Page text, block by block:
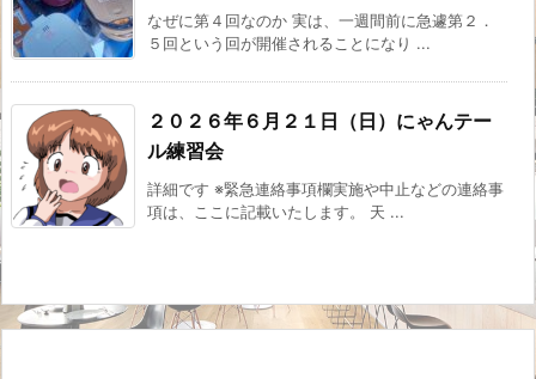
なぜに第４回なのか 実は、一週間前に急遽第２．
５回という回が開催されることになり ...
２０２６年６月２１日（日）にゃんテー
ル練習会
詳細です ※緊急連絡事項欄実施や中止などの連絡事
項は、ここに記載いたします。 天 ...